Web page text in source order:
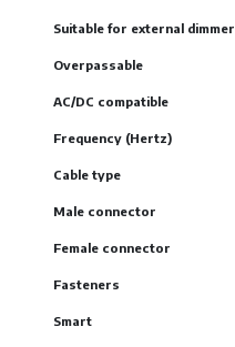
Suitable for external dimmer
Overpassable
AC/DC compatible
Frequency (Hertz)
Cable type
Male connector
Female connector
Fasteners
Smart